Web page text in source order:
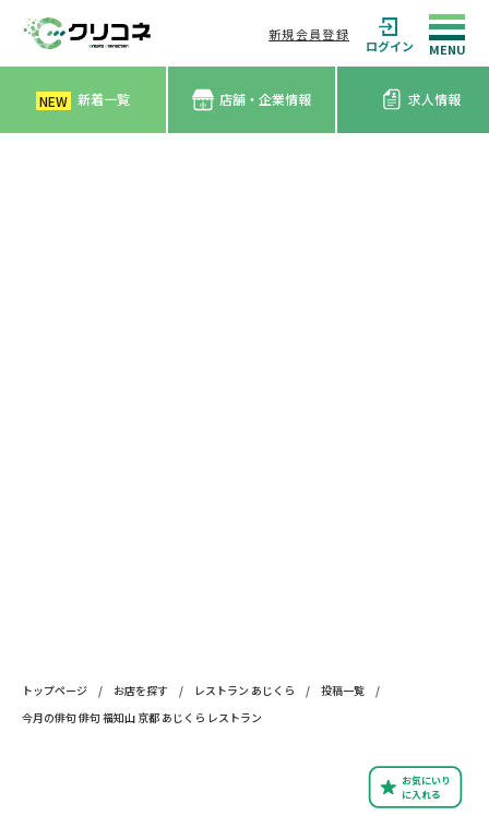
新規会員登録
ログイン
NEW 新着一覧 店舗・企業情報 求人情報
トップページ / お店を探す / レストラン あじくら / 投稿一覧
/
今月の俳句 俳句 福知山 京都 あじくら レストラン
お気にいり
に入れる